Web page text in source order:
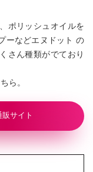
ポリッシュオイルを
ーなどエヌドット の
さん種類がでており
ら。
販サイト